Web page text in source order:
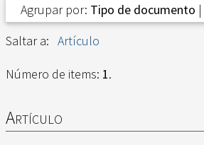
Agrupar por: Tipo de documento |
Saltar a: Artículo
Número de items: 1.
Artículo